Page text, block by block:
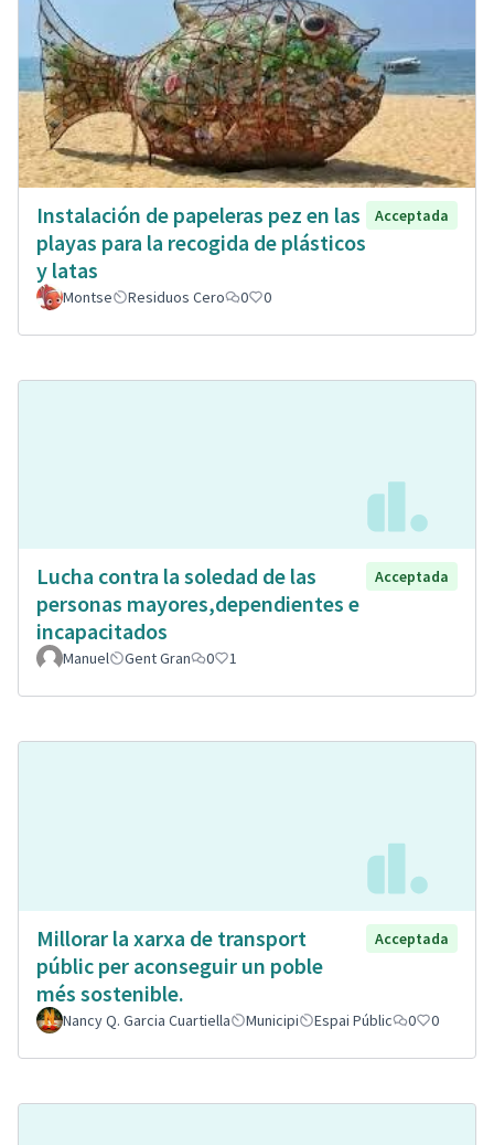
Instalación de papeleras pez en las
playas para la recogida de plásticos
y latas
Acceptada
Montse Residuos Cero 0 0
Lucha contra la soledad de las
personas mayores,dependientes e
incapacitados
Acceptada
Manuel Gent Gran 0 1
Millorar la xarxa de transport
públic per aconseguir un poble
més sostenible.
Acceptada
Nancy Q. Garcia Cuartiella Municipi Espai Públic 0 0